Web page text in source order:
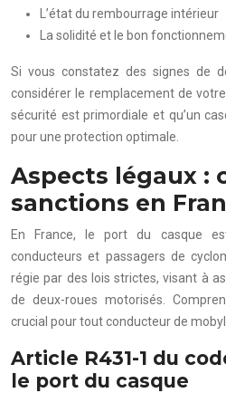
L’état du rembourrage intérieur
La solidité et le bon
Si vous constatez des signes de
considérer le remplacement de
sécurité est primordiale et qu’un
pour une protection optimale.
Aspects légaux :
sanctions en
En France, le port du casque
conducteurs et passagers de
régie par des lois strictes, visant à
de deux-roues motorisés.
crucial pour tout conducteur de
Article R431-1 du
le port du casque